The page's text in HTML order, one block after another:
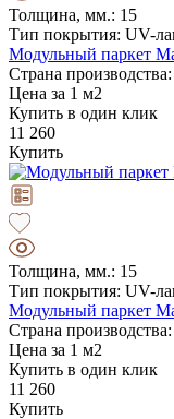
Толщина, мм.: 15
Тип покрытия: UV-
Модульный паркет
Страна
Цена за 1 м2
Купить в один клик
11 260
Купить
Толщина, мм.: 15
Тип покрытия: UV-
Модульный паркет
Страна
Цена за 1 м2
Купить в один клик
11 260
Купить